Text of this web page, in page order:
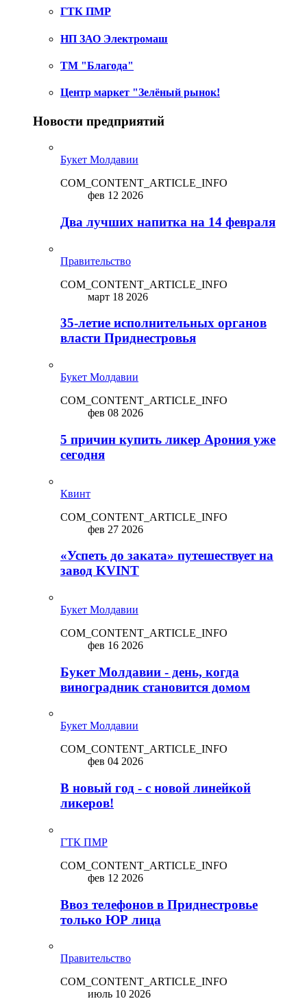
ГТК ПМР
НП ЗАО Электромаш
ТМ "Благода"
Центр маркет "Зелёный рынок!
Новости предприятий
Букет Молдавии
COM_CONTENT_ARTICLE_INFO
фев 12 2026
Два лучших напитка на 14 февраля
Правительство
COM_CONTENT_ARTICLE_INFO
март 18 2026
35-летие исполнительных органов
власти Приднестровья
Букет Молдавии
COM_CONTENT_ARTICLE_INFO
фев 08 2026
5 причин купить ликep Арония уже
сегодня
Квинт
COM_CONTENT_ARTICLE_INFO
фев 27 2026
«Успеть до заката» путешествует на
завод KVINT
Букет Молдавии
COM_CONTENT_ARTICLE_INFO
фев 16 2026
Букет Молдавии - день, когда
виноградник становится домом
Букет Молдавии
COM_CONTENT_ARTICLE_INFO
фев 04 2026
В новый год - с новой линейкой
ликepoв!
ГТК ПМР
COM_CONTENT_ARTICLE_INFO
фев 12 2026
Ввоз телефонов в Приднестровье
только ЮР лица
Правительство
COM_CONTENT_ARTICLE_INFO
июль 10 2026